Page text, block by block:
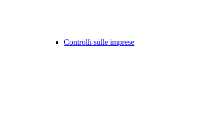
Controlli sulle imprese